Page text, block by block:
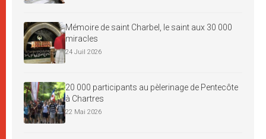
Mémoire de saint Charbel, le saint aux 30 000
miracles
24 Juil 2026
20 000 participants au pèlerinage de Pentecôte
à Chartres
22 Mai 2026